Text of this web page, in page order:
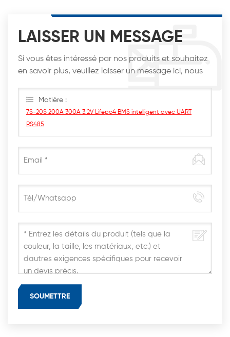
LAISSER UN MESSAGE
Si vous êtes intéressé par nos produits et souhaitez
en savoir plus, veuillez laisser un message ici, nous
Matière :
7S-20S 200A 300A 3.2V Lifepo4 BMS intelligent avec UART
RS485